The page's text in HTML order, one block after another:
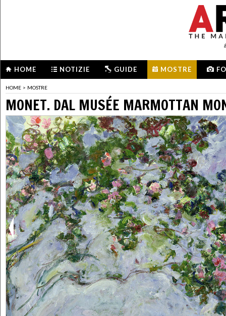
HOME NOTIZIE GUIDE MOSTRE
HOME > MOSTRE
MONET. DAL MUSÉE MARMOTTAN